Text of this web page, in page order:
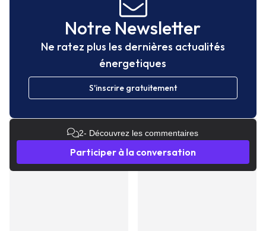
Notre Newsletter
Ne ratez plus les dernières actualités
énergetiques
S'inscrire gratuitement
2- Découvrez les commentaires
Participer à la conversation